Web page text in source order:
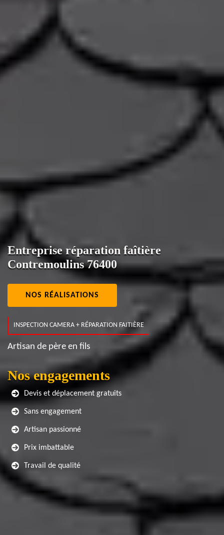
Entreprise réparation faîtière
Contremoulins 76400
NOS RÉALISATIONS
INSPECTION CAMERA + RÉPARATION FAITIÈRE
Artisan de père en fils
Nos engagements
Devis et déplacement gratuits
Sans engagement
Artisan passionné
Prix imbattable
Travail de qualité